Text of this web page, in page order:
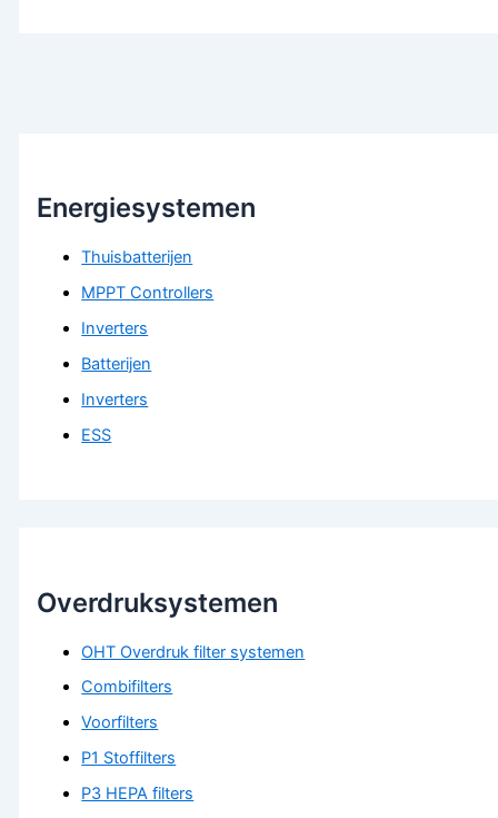
Energiesystemen
Thuisbatterijen
MPPT Controllers
Inverters
Batterijen
Inverters
ESS
Overdruksystemen
OHT Overdruk filter systemen
Combifilters
Voorfilters
P1 Stoffilters
P3 HEPA filters